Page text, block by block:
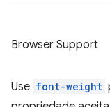
Browser Support
Use font-weight